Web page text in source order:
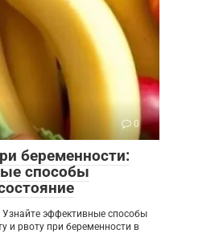
0
беременности:
способы
Узнайте эффективные способы
и рвоту при беременности в